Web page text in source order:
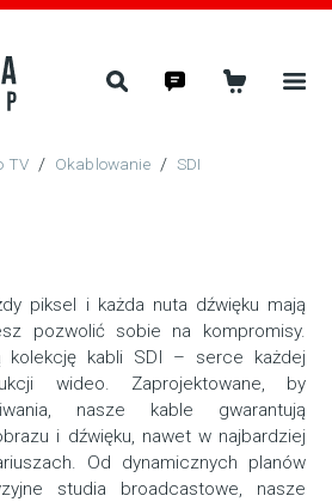
TV/ Okablowanie/ SDI
piksel i każda nuta dźwięku mają
pozwolić sobie na kompromisy.
kolekcję kabli SDI – serce każdej
wideo. Zaprojektowane, by
nasze kable gwarantują
i dźwięku, nawet w najbardziej
Od dynamicznych planów
studia broadcastowe, nasze